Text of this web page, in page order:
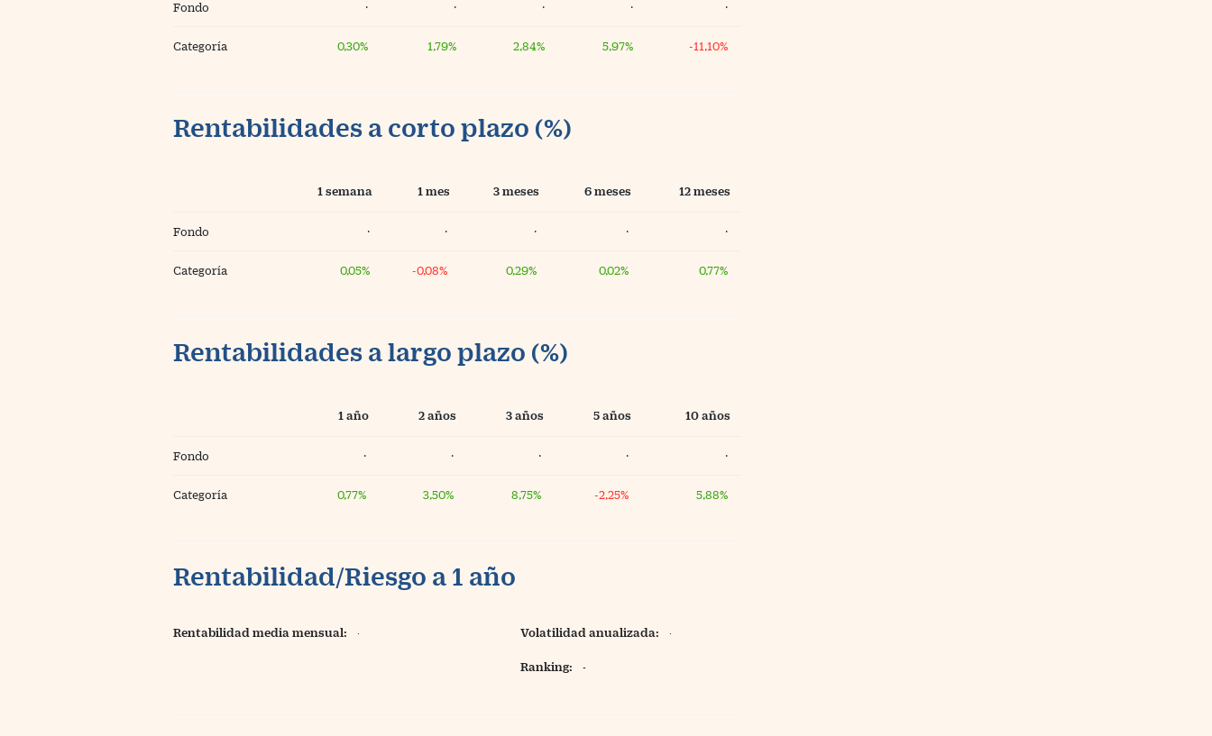
Fondo · · · · ·
Categoría 0,30% 1,79% 2,84% 5,97% -11,10%
Rentabilidades a corto plazo (%)
1 semana 1 mes 3 meses 6 meses 12 meses
Fondo · · · · ·
Categoría 0,05% -0,08% 0,29% 0,02% 0,77%
Rentabilidades a largo plazo (%)
1 año 2 años 3 años 5 años 10 años
Fondo · · · · ·
Categoría 0,77% 3,50% 8,75% -2,25% 5,88%
Rentabilidad/Riesgo a 1 año
Rentabilidad media mensual: · Volatilidad anualizada: ·
Ranking: -